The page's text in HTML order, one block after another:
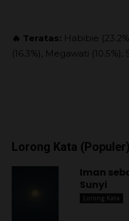
🔥 Teratas: Habibie
(16.3%), Megawati (10.5%),
Lorong Kata (Populer)
Iman
Sunyi
Lorong Kata